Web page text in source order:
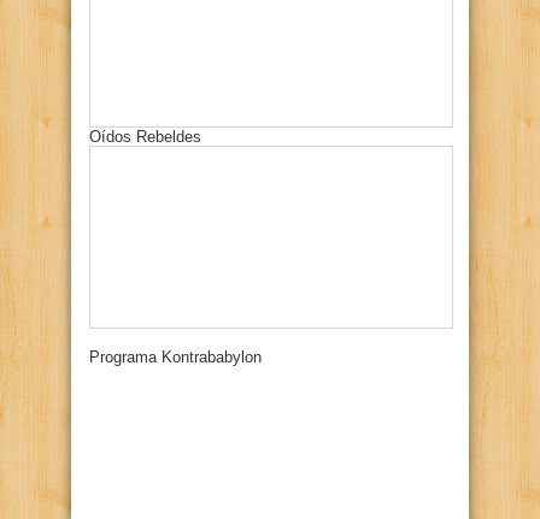
Oídos Rebeldes
Programa Kontrababylon